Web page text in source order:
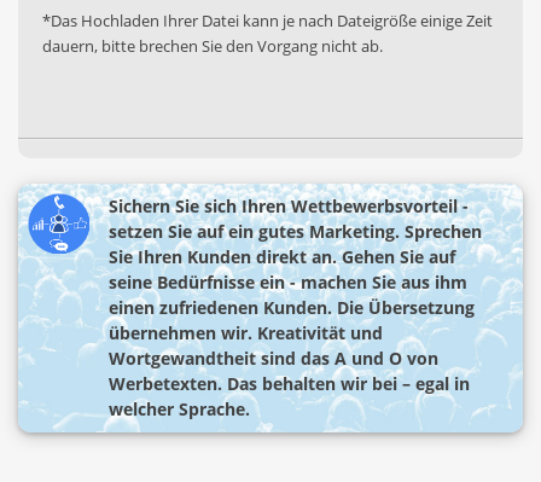
*Das Hochladen Ihrer Datei kann je nach Dateigröße einige Zeit
dauern, bitte brechen Sie den Vorgang nicht ab.
Sichern Sie sich Ihren Wettbewerbsvorteil -
setzen Sie auf ein gutes Marketing. Sprechen
Sie Ihren Kunden direkt an. Gehen Sie auf
seine Bedürfnisse ein - machen Sie aus ihm
einen zufriedenen Kunden. Die Übersetzung
übernehmen wir. Kreativität und
Wortgewandtheit sind das A und O von
Werbetexten. Das behalten wir bei – egal in
welcher Sprache.